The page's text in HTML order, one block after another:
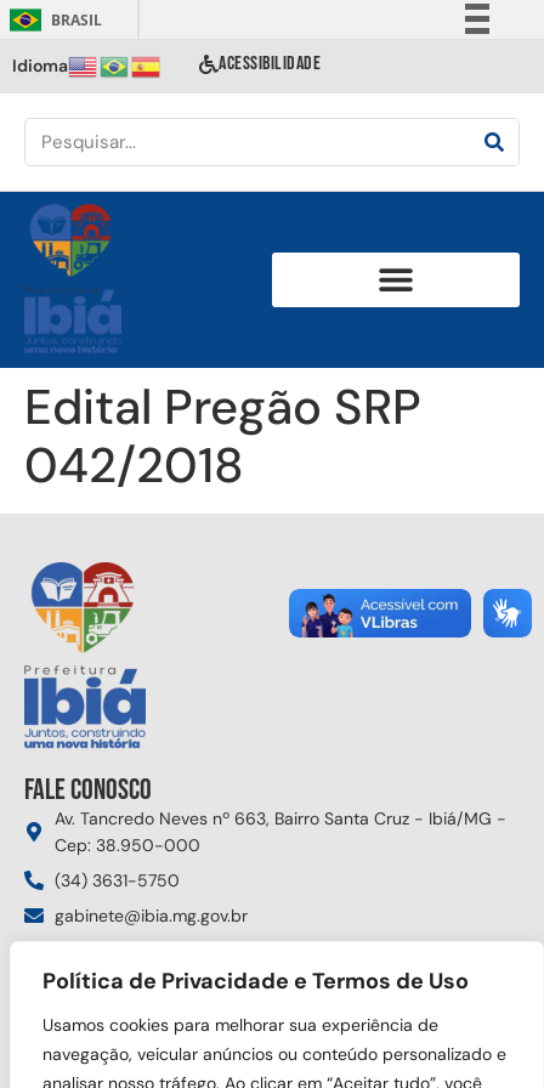
Política de Privacidade e Termos de Uso
Usamos cookies para melhorar sua experiência de
navegação, veicular anúncios ou conteúdo personalizado e
analisar nosso tráfego. Ao clicar em “Aceitar tudo”, você
BRASIL
Comunica BR
Acesso à informação
Idioma ACESSIBILIDADE
Edital Pregão SRP
042/2018
Fale conosco
Av. Tancredo Neves nº 663, Bairro Santa Cruz - Ibiá/MG -
Cep: 38.950-000
(34) 3631-5750
gabinete@ibia.mg.gov.br